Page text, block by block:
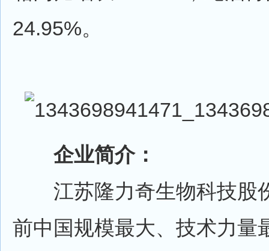
24.95%。
企业简介：
江苏隆力奇生物科技股
前中国规模最大、技术力量